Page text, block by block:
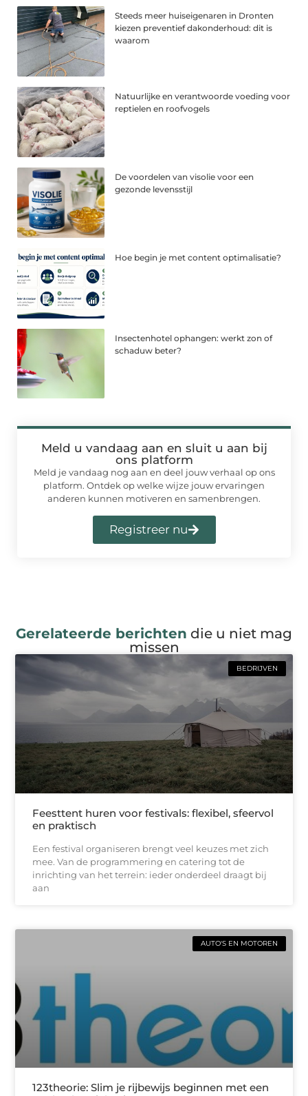
Steeds meer huiseigenaren in Dronten
kiezen preventief dakonderhoud: dit is
waarom
Natuurlijke en verantwoorde voeding voor
reptielen en roofvogels
De voordelen van visolie voor een
gezonde levensstijl
Hoe begin je met content optimalisatie?
Insectenhotel ophangen: werkt zon of
schaduw beter?
Meld u vandaag aan en sluit u aan bij
ons platform
Meld je vandaag nog aan en deel jouw verhaal op ons
platform. Ontdek op welke wijze jouw ervaringen
anderen kunnen motiveren en samenbrengen.
Registreer nu
Gerelateerde berichten die u niet mag
missen
BEDRIJVEN
Feesttent huren voor festivals: flexibel, sfeervol
en praktisch
Een festival organiseren brengt veel keuzes met zich
mee. Van de programmering en catering tot de
inrichting van het terrein: ieder onderdeel draagt bij
aan
AUTO'S EN MOTOREN
123theorie: Slim je rijbewijs beginnen met een